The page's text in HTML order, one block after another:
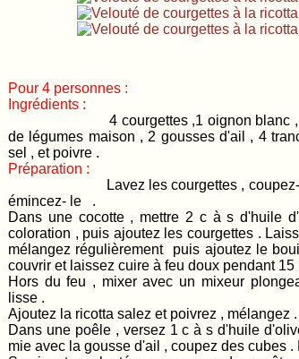
Pour 4 personnes :
Ingrédients :
4 courgettes ,1 oignon blanc
de légumes maison , 2 gousses d'ail , 4
sel , et poivre .
Préparation :
Lavez les courgettes ,
émincez- le .
Dans une cocotte , mettre 2 c à s d'huile
coloration , puis ajoutez les courgettes .
mélangez régulièrement puis ajoutez le
couvrir et laissez cuire à feu doux pendant 15
Hors du feu , mixer avec un mixeur
lisse .
Ajoutez la ricotta salez et poivrez , mélangez .
Dans une poêle , versez 1 c à s d'huile
mie avec la gousse d'ail , coupez des cubes